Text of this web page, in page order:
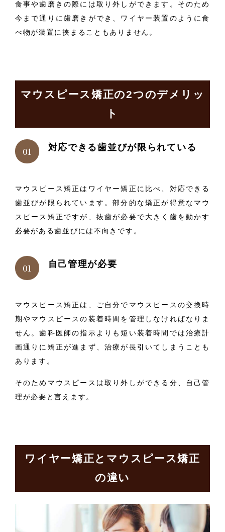
食事や歯磨きの際には取り外しができます。そのため
今まで通りに歯磨きができ、ワイヤー装置のように食
べ物が装置に挟まることもありません。
マウスピース矯正の2つのデメリッ
ト
対応できる歯並びが限られている
マウスピース矯正はワイヤー矯正に比べ、対応できる
歯並びが限られています。部分的な矯正が得意なマウ
スピース矯正ですが、抜歯が必要で大きく歯を動かす
必要がある歯並びには不向きです。
自己管理が必要
マウスピース矯正は、ご自分でマウスピースの交換時
期やマウスピースの装着時間を管理しなければなりま
せん。歯科医師の指示よりも短い装着時間では治療計
画通りに矯正が進まず、治療が長引いてしまうことも
あります。
そのためマウスピースは取り外しができる分、自己管
理が必要と言えます。
ワイヤー矯正とマウスピース矯正
の違い